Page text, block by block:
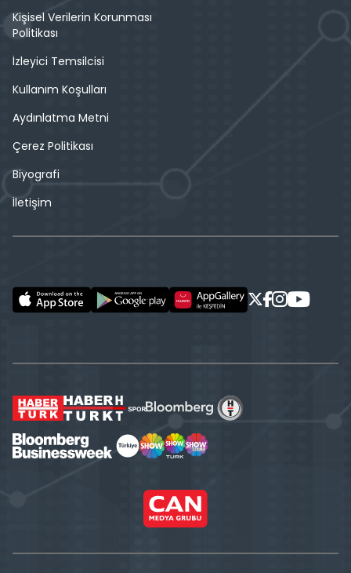
Kişisel Verilerin Korunması
Politikası
İzleyici Temsilcisi
Kullanım Koşulları
Aydınlatma Metni
Çerez Politikası
Biyografi
İletişim